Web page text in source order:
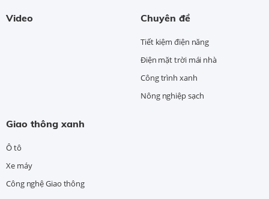
Video Chuyên đề
Tiết kiệm điện năng
Điện mặt trời mái nhà
Công trình xanh
Nông nghiệp sạch
Giao thông xanh
Ô tô
Xe máy
Công nghệ Giao thông